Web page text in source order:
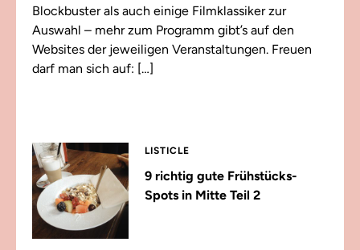
Blockbuster als auch einige Filmklassiker zur
Auswahl – mehr zum Programm gibt’s auf den
Websites der jeweiligen Veranstaltungen. Freuen
darf man sich auf: […]
LISTICLE
9 richtig gute Frühstücks-
Spots in Mitte Teil 2